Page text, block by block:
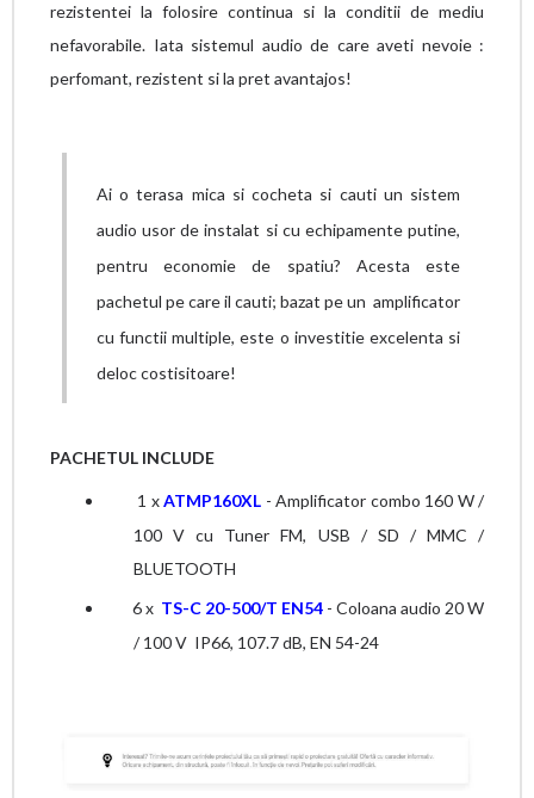
rezistentei la folosire continua si la conditii de mediu
nefavorabile. Iata sistemul audio de care aveti nevoie :
perfomant, rezistent sila pret avantajos!
Ai o terasa mica si cocheta si cauti un sistem
audio usor de instalat si cu echipamente putine,
pentru economie de spatiu? Acesta este
pachetul pe care il cauti; bazat pe un amplificator
cu functii multiple, este o investitie excelenta si
deloc costisitoare!
PACHETUL INCLUDE
1 xATMP160XL - Amplificator combo 160 W /
100 V cu Tuner FM, USB / SD / MMC /
BLUETOOTH
6 x TS-C 20-500/T EN54 - Coloana audio 20 W
/ 100 V IP66, 107.7 dB, EN 54-24